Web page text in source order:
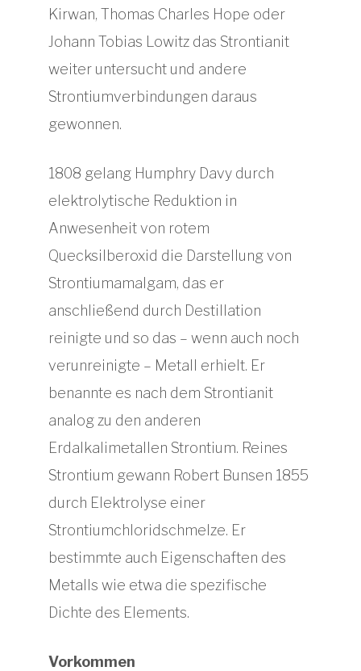
Kirwan, Thomas Charles Hope oder
Johann Tobias Lowitz das Strontianit
weiter untersucht und andere
Strontiumverbindungen daraus
gewonnen.
1808 gelang Humphry Davy durch
elektrolytische Reduktion in
Anwesenheit von rotem
Quecksilberoxid die Darstellung von
Strontiumamalgam, das er
anschließend durch Destillation
reinigte und so das – wenn auch noch
verunreinigte – Metall erhielt. Er
benannte es nach dem Strontianit
analog zu den anderen
Erdalkalimetallen Strontium. Reines
Strontium gewann Robert Bunsen 1855
durch Elektrolyse einer
Strontiumchloridschmelze. Er
bestimmte auch Eigenschaften des
Metalls wie etwa die spezifische
Dichte des Elements.
Vorkommen